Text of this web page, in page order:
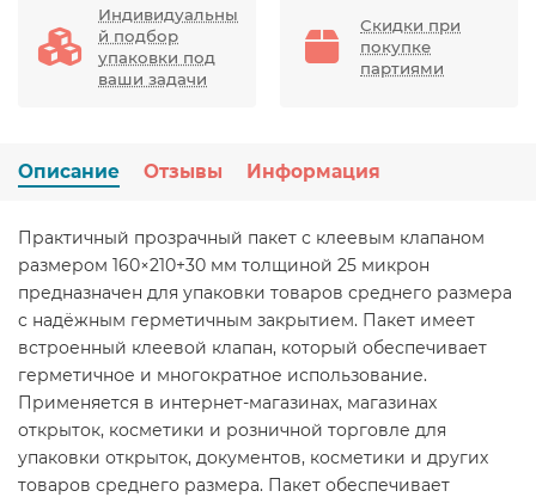
Индивидуальны
й подбор
упаковки под
ваши задачи
Скидки при
покупке
партиями
Описание Отзывы Информация
Практичный прозрачный пакет с клеевым клапаном
размером 160×210+30 мм толщиной 25 микрон
предназначен для упаковки товаров среднего размера
с надёжным герметичным закрытием. Пакет имеет
встроенный клеевой клапан, который обеспечивает
герметичное и многократное использование.
Применяется в интернет-магазинах, магазинах
открыток, косметики и розничной торговле для
упаковки открыток, документов, косметики и других
товаров среднего размера. Пакет обеспечивает